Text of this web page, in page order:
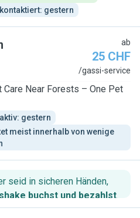
gestern
ab
25 CHF
/gassi-service
Care Near Forests – One Pet
gestern
meist innerhalb von wenige
seid in sicheren Händen,
buchst und bezahlst.